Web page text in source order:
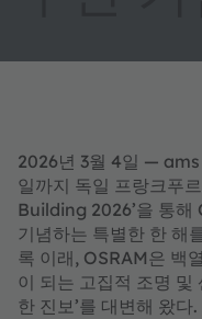
2026년 3월 4일 — ams
일까지 독일 프랑크푸
Building 2026’을 통해
기념하는 특별한 한 해
록 이래, OSRAM은 백
이 되는 고집적 조명 및
한 진보’를 대변해 왔다.